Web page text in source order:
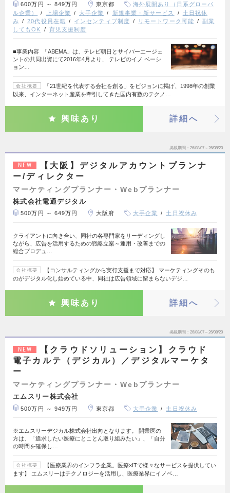
600万円 ～ 849万円 東京都
海外展開あり（日系グローバ
ル企業）
上場企業 大手企業 新規事業・新サービス
土日祝休
み
20代役員在籍 インセンティブ制度 リモートワーク可能
副業
してもOK
育児支援制度
■事業内容 「ABEMA」は、テレビ朝日とサイバーエージェ
ントの共同出資にて2016年4月より、 テレビのイノ ベーシ
ョン…
会社概要
「21世紀を代表する会社を創る」をビジョンに掲げ、1998年の創業
以来、インターネット産業を牽引してきた国内有数のテクノ…
興味あり 詳細へ
掲載期間 26/08/07～26/08/20
NEW
【大阪】デジタルアカウントプランナ
ー/ディレクター
マーケティングプランナー・Webプランナー
株式会社電通デジタル
500万円 ～ 649万円 大阪府 大手企業 土日祝休み
クライアントに向き合い、同社の各専門家をリーディングし
ながら、広告を活用するための戦略立案～運用・改善までの
総合プロデュ…
会社概要
【コンサルティングから実行支援まで対応】 マーケティングそのも
のがデジタル化し始めている中、同社は広告領域に留まらないデジ…
興味あり 詳細へ
掲載期間 26/08/07～26/08/20
NEW
【クラウドソリューション】クラウド
電子カルテ（デジカル）／デジタルマーケタ
ー
マーケティングプランナー・Webプランナー
エムスリー株式会社
500万円 ～ 949万円 東京都 大手企業 土日祝休み
※エムスリーデジカル株式会社出向となります。 開業医の
方は、「追求したい医療にとことん取り組みたい」、「自分
の時間を確保し…
会社概要
【医療業界のインフラ企業。医療×ITで様々なサービスを提供してい
ます】 エムスリーはテクノロジーを活用し、医療業界にイノベ…